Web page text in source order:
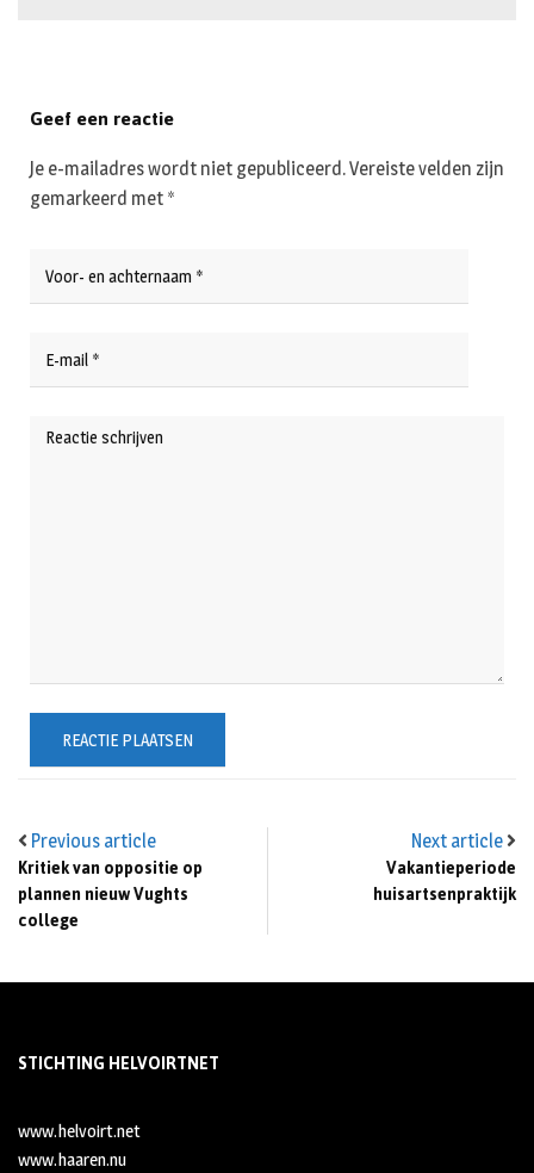
Previous article
Kritiek van oppositie op
plannen nieuw Vughts
college
Next article
Vakantieperiode
huisartsenpraktijk
Geef een reactie
Je e-mailadres wordt niet gepubliceerd.Vereiste velden zijn
gemarkeerd met *
STICHTING HELVOIRTNET
www.helvoirt.net
www.haaren.nu